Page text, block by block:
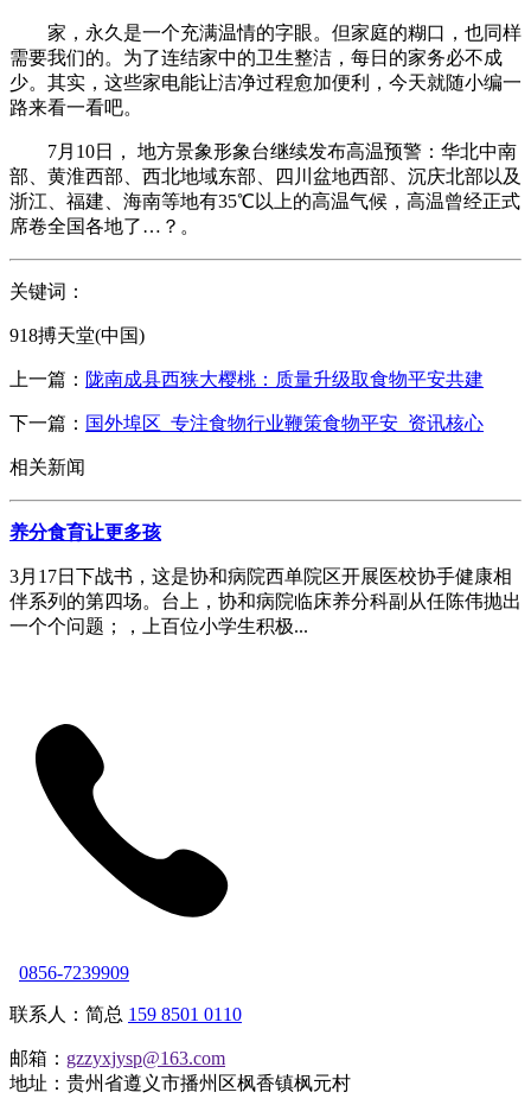
家，永久是一个充满温情的字眼。但家庭的糊口，也同样
需要我们的。为了连结家中的卫生整洁，每日的家务必不成
少。其实，这些家电能让洁净过程愈加便利，今天就随小编一
路来看一看吧。
7月10日， 地方景象形象台继续发布高温预警：华北中南
部、黄淮西部、西北地域东部、四川盆地西部、沉庆北部以及
浙江、福建、海南等地有35℃以上的高温气候，高温曾经正式
席卷全国各地了…？。
关键词：
918搏天堂(中国)
上一篇： 陇南成县西狭大樱桃：质量升级取食物平安共建
下一篇： 国外埠区_专注食物行业鞭策食物平安_资讯核心
相关新闻
养分食育让更多孩
3月17日下战书，这是协和病院西单院区开展医校协手健康相
伴系列的第四场。台上，协和病院临床养分科副从任陈伟抛出
一个个问题；，上百位小学生积极...
0856-7239909
联系人：简总 159 8501 0110
邮箱： gzzyxjysp@163.com
地址：贵州省遵义市播州区枫香镇枫元村